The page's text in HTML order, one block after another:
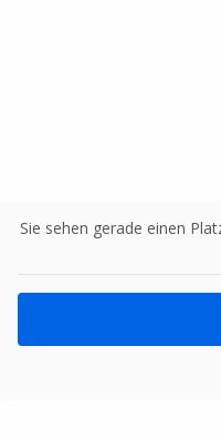
Sie sehen gerade einen